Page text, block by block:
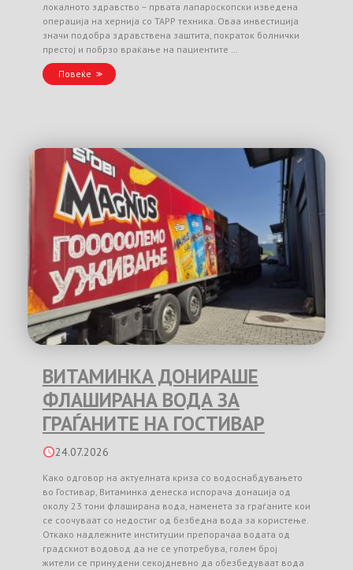
локалното здравство – првата лапароскопски изведена
операција на хернија со TAPP техника. Оваа инвестиција
значи подобра здравствена заштита, пократок болнички
престој и побрзо враќање на пациентите …
Повеќе
ВИТАМИНКА ДОНИРАШЕ
ФЛАШИРАНА ВОДА ЗА
ГРАЃАНИТЕ НА ГОСТИВАР
24.07.2026
Како одговор на актуелната криза со водоснабдувањето
во Гостивар, Витаминка денеска испорача донација од
околу 23 тони флаширана вода, наменета за граѓаните кои
се соочуваат со недостиг од безбедна вода за користење.
Откако надлежните институции препорачаа водата од
градскиот водовод да не се употребува, голем број
жители се принудени секојдневно да обезбедуваат вода